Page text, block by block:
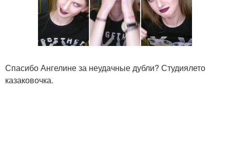
Спасибо Ангелине за неудачные дубли? Студиялето
казаковочка.